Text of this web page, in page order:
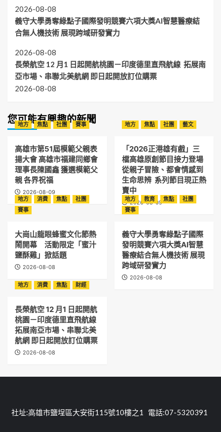
2026-08-08
義守大學勇奪綠點子國際發明競賽六項大獎AI智慧醫療結
合無人機技術 展現跨域研發實力
2026-08-08
長榮航空 12 月1 日起開航桃園－印度德里直飛航線 拓展南
亞市場、串聯北美航網 即日起開放訂位購票
2026-08-08
您可能有興趣的新聞
地方 焦點 社團 賽事
高雄市第51屆模範父親表
揚大會 高雄市福建同鄉會
理事長陳國鑫 獲選模範父
親 各界祝福
2026-08-09
地方 焦點 社團 藝文
「2026正港雄有戲」三
檔高雄原創節目接力登場
從親子冒險、都會情感到
生命思辨 系列節目現正熱
賣中
2026-08-09
地方 消費 焦點
社團
賽事
大崗山龍眼蜂蜜文化節熱
鬧開幕 活動限定「蜜汁
鹽酥雞」掀話題
2026-08-08
地方 教育 焦點
社團
賽事
義守大學勇奪綠點子國際
發明競賽六項大獎AI智慧
醫療結合無人機技術 展現
跨域研發實力
2026-08-08
地方
消費 焦點 財經
長榮航空 12 月1 日起開航
桃園－印度德里直飛航線
拓展南亞市場、串聯北美
航網 即日起開放訂位購票
2026-08-08
社址:高雄市鹽埕區大安街115號10樓之1 電話:07-5320391